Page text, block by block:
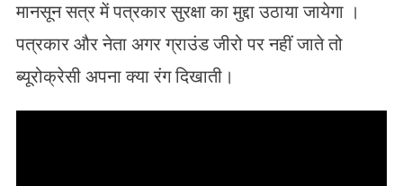
मानसून सत्र में पत्रकार सुरक्षा का मुद्दा उठाया जायेगा ।
पत्रकार और नेता अगर ग्राउंड जीरो पर नहीं जाते तो
ब्यूरोक्रेसी अपना क्या रंग दिखाती।